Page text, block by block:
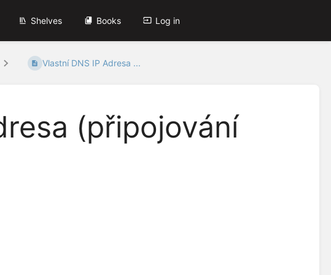
Shelves Books Log in
Vlastní DNS IP Adresa ...
(připojování